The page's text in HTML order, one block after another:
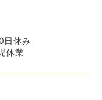
日休み
休業